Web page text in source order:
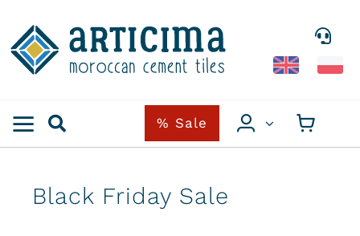
content
% Sale
Black Friday Sale